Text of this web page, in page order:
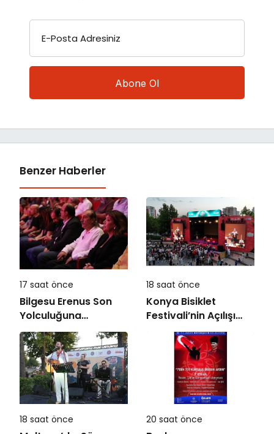
E-Posta Adresiniz
Benzer Haberler
17 saat önce
Bilgesu Erenus Son
Yolculuğuna
Uğurlandı
18 saat önce
Konya Bisiklet
Festivali’nin Açılışı
Coşkuyla Gerçekleşti
18 saat önce 20 saat önce